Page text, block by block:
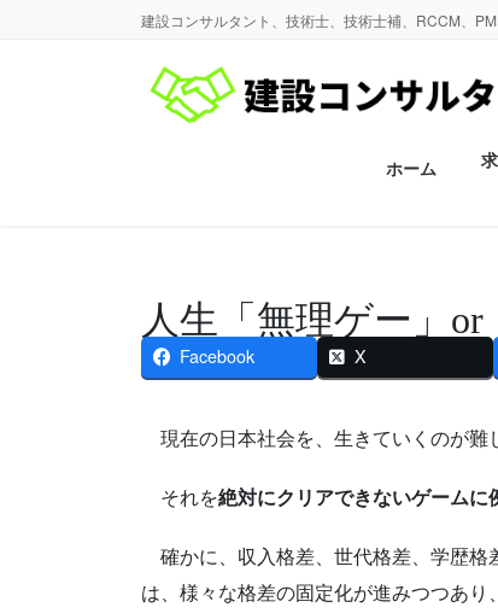
建設コンサルタント、技術士、技術士補、RCCM、
ホーム
人生「無理ゲー」
Facebook X
現在の日本社会を、生きていくのが難
それを絶対にクリアできないゲームに
確かに、収入格差、世代格差、学歴格
は、様々な格差の固定化が進みつつあ